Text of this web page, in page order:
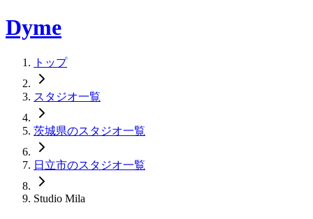
Dyme
トップ
スタジオ一覧
茨城県のスタジオ一覧
日立市のスタジオ一覧
Studio Mila